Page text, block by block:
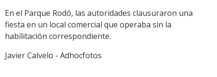
En el Parque Rodó, las autoridades clausuraron una
fiesta en un local comercial que operaba sin la
habilitación correspondiente.
Javier Calvelo - Adhocfotos